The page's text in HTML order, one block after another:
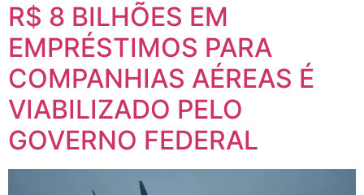
R$ 8 BILHÕES EM
EMPRÉSTIMOS PARA
COMPANHIAS AÉREAS É
VIABILIZADO PELO
GOVERNO FEDERAL